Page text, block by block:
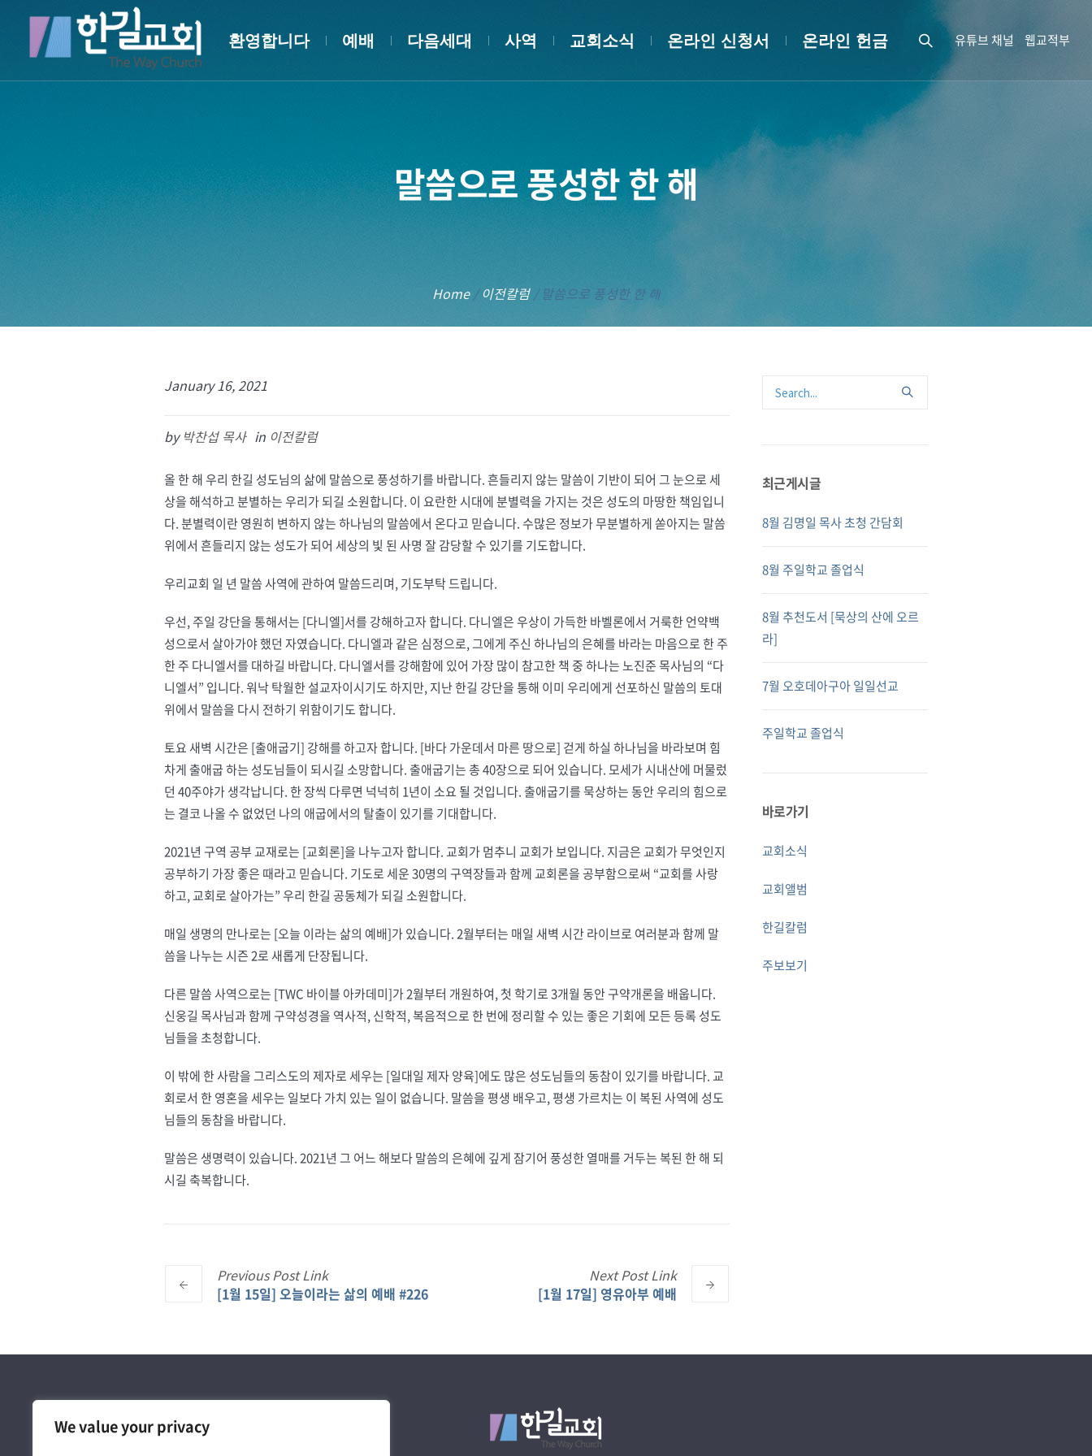
We value your privacy
유튜브 채널 웹교적부
환영합니다 예배 다음세대 사역 교회소식 온라인 신청서 온라인 헌금
말씀으로 풍성한 한 해
Home /이전칼럼 /말씀으로 풍성한 한 해
January 16, 2021
by 박찬섭 목사 in 이전칼럼
올 한 해 우리 한길 성도님의 삶에 말씀으로 풍성하기를 바랍니다. 흔들리지 않는 말씀이 기반이 되어 그 눈으로 세
상을 해석하고 분별하는 우리가 되길 소원합니다. 이 요란한 시대에 분별력을 가지는 것은 성도의 마땅한 책임입니
다. 분별력이란 영원히 변하지 않는 하나님의 말씀에서 온다고 믿습니다. 수많은 정보가 무분별하게 쏟아지는 말씀
위에서 흔들리지 않는 성도가 되어 세상의 빛 된 사명 잘 감당할 수 있기를 기도합니다.
우리교회 일 년 말씀 사역에 관하여 말씀드리며, 기도부탁 드립니다.
우선, 주일 강단을 통해서는 [다니엘]서를 강해하고자 합니다. 다니엘은 우상이 가득한 바벨론에서 거룩한 언약백
성으로서 살아가야 했던 자였습니다. 다니엘과 같은 심정으로, 그에게 주신 하나님의 은혜를 바라는 마음으로 한 주
한 주 다니엘서를 대하길 바랍니다. 다니엘서를 강해함에 있어 가장 많이 참고한 책 중 하나는 노진준 목사님의 “다
니엘서” 입니다. 워낙 탁월한 설교자이시기도 하지만, 지난 한길 강단을 통해 이미 우리에게 선포하신 말씀의 토대
위에서 말씀을 다시 전하기 위함이기도 합니다.
토요 새벽 시간은 [출애굽기] 강해를 하고자 합니다. [바다 가운데서 마른 땅으로] 걷게 하실 하나님을 바라보며 힘
차게 출애굽 하는 성도님들이 되시길 소망합니다. 출애굽기는 총 40장으로 되어 있습니다. 모세가 시내산에 머물렀
던 40주야가 생각납니다. 한 장씩 다루면 넉넉히 1년이 소요 될 것입니다. 출애굽기를 묵상하는 동안 우리의 힘으로
는 결코 나올 수 없었던 나의 애굽에서의 탈출이 있기를 기대합니다.
2021년 구역 공부 교재로는 [교회론]을 나누고자 합니다. 교회가 멈추니 교회가 보입니다. 지금은 교회가 무엇인지
공부하기 가장 좋은 때라고 믿습니다. 기도로 세운 30명의 구역장들과 함께 교회론을 공부함으로써 “교회를 사랑
하고, 교회로 살아가는” 우리 한길 공동체가 되길 소원합니다.
매일 생명의 만나로는 [오늘 이라는 삶의 예배]가 있습니다. 2월부터는 매일 새벽 시간 라이브로 여러분과 함께 말
씀을 나누는 시즌 2로 새롭게 단장됩니다.
다른 말씀 사역으로는 [TWC 바이블 아카데미]가 2월부터 개원하여, 첫 학기로 3개월 동안 구약개론을 배웁니다.
신웅길 목사님과 함께 구약성경을 역사적, 신학적, 복음적으로 한 번에 정리할 수 있는 좋은 기회에 모든 등록 성도
님들을 초청합니다.
이 밖에 한 사람을 그리스도의 제자로 세우는 [일대일 제자 양육]에도 많은 성도님들의 동참이 있기를 바랍니다. 교
회로서 한 영혼을 세우는 일보다 가치 있는 일이 없습니다. 말씀을 평생 배우고, 평생 가르치는 이 복된 사역에 성도
님들의 동참을 바랍니다.
말씀은 생명력이 있습니다. 2021년 그 어느 해보다 말씀의 은혜에 깊게 잠기어 풍성한 열매를 거두는 복된 한 해 되
시길 축복합니다.
PreviousPostLink
[1월 15일] 오늘이라는 삶의 예배 #226
NextPostLink
[1월 17일] 영유아부 예배
최근게시글
8월 김명일 목사 초청 간담회
8월 주일학교 졸업식
8월 추천도서 [묵상의 산에 오르
라]
7월 오호데아구아 일일선교
주일학교 졸업식
바로가기
교회소식
교회앨범
한길칼럼
주보보기